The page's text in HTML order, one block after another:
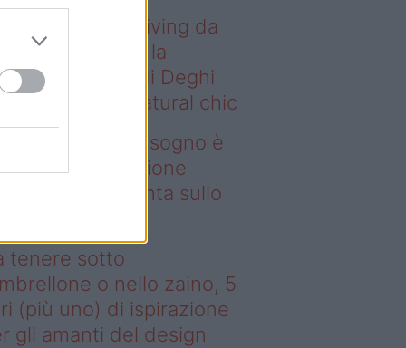
– Avere un living da
è possibile: la
Karan di Deghi
sullo stile natural chic
un living da sogno è
la collezione
di Deghi punta sullo
tenere sotto
o nello zaino, 5
(più uno) di ispirazione
gli amanti del design